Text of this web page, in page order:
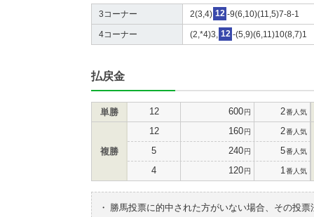
3コーナー 2(3,4) 12 -9(6,10)(11,5)7-8-1
4コーナー (2,*4)3, 12 -(5,9)(6,11)10(8,7)1
払戻金
単勝 12 600円 2番人気
複勝
12 160円 2番人気
5 240円 5番人気
4 120円 1 番人気
・
勝馬投票に的中された方がいない場合、その投